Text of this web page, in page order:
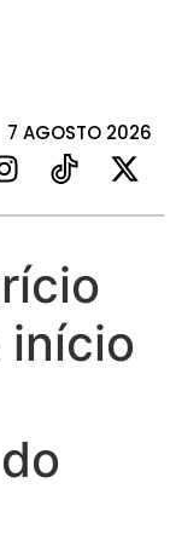
7 AGOSTO 2026
início